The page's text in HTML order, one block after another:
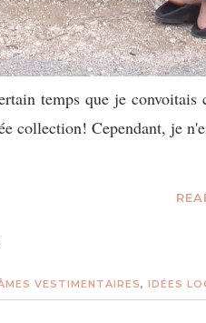
temps que je
collection! Cependant, je
VESTIMENTAIRES, IDÉES